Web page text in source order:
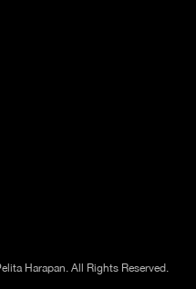
Harapan. All Rights Reserved.